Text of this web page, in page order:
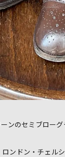
ンのセミブロー
ンドン・チェル